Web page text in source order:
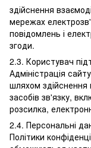
здійснення
мережах
повідомлень і
згоди.
2.3. Користувач
Адміністрація
шляхом здійснення
засобів зв'язку,
розсилка,
2.4. Персональні
Політики